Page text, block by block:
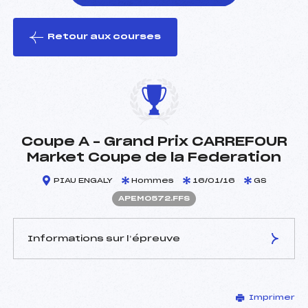
le ski
Retour aux courses
Coupe A – Grand Prix CARREFOUR
Market Coupe de la Federation
PIAU ENGALY Hommes 16/01/16 GS
APEM0572.FFS
Informations sur l’épreuve
TARDOS GEORGES (PE)
Imprimer